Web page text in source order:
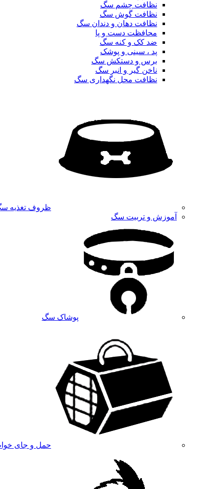
نظافت چشم سگ
نظافت گوش سگ
نظافت دهان و دندان سگ
محافظت دست و پا
ضد کک و کنه سگ
پد ، سینی و پوشک
برس و دستکش سگ
ناخن گیر و انبر سگ
نظافت محل نگهداری سگ
ظروف تغذیه
آموزش و تربیت سگ
پوشاک سگ
حمل و جای